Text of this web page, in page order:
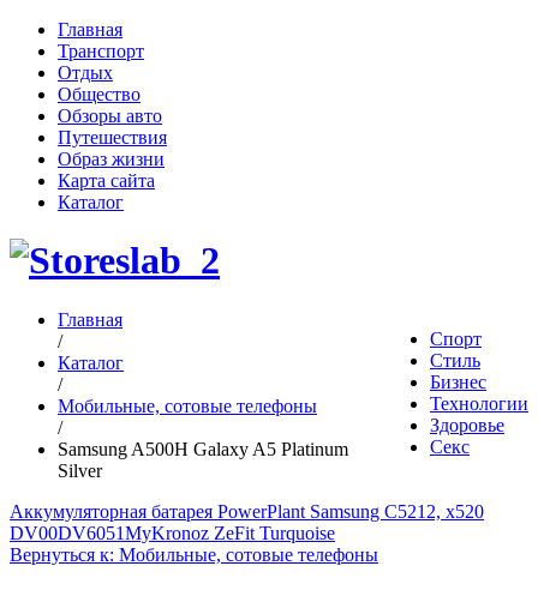
Главная
Транспорт
Отдых
Общество
Обзоры авто
Путешествия
Образ жизни
Карта сайта
Каталог
Спорт
Стиль
Бизнес
Технологии
Здоровье
Секс
Главная
/
Каталог
/
Мобильные, сотовые телефоны
/
Samsung A500H Galaxy A5 Platinum
Silver
Аккумуляторная батарея PowerPlant Samsung C5212, x520
DV00DV6051MyKronoz ZeFit Turquoise
Вернуться к: Мобильные, сотовые телефоны